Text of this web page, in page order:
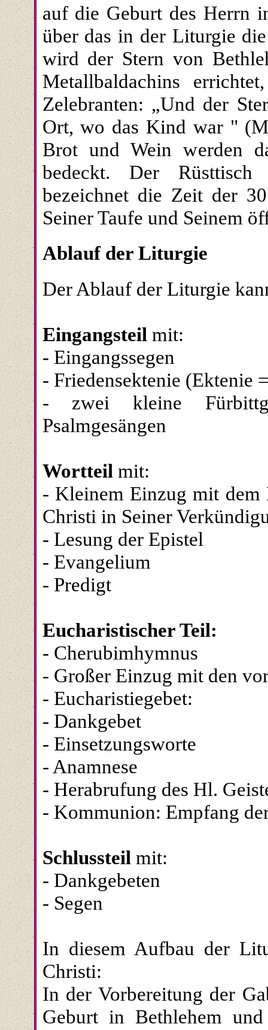
auf die Geburt des Herrn
über das in der Liturgie
wird der Stern von
Metallbaldachins
Zelebranten: „Und der
Ort, wo das Kind war "
Brot und Wein werden
bedeckt. Der
bezeichnet die Zeit der
Seiner Taufe und Seinem
Ablauf der Liturgie
Der Ablauf der Liturgie
Eingangsteil mit:
- Eingangssegen
- Friedensektenie (Ektenie
- zwei kleine
Psalmgesängen
Wortteil mit:
- Kleinem Einzug mit dem
Christi in Seiner
- Lesung der Epistel
- Evangelium
- Predigt
Eucharistischer Teil:
- Cherubimhymnus
- Großer Einzug mit den
- Eucharistiegebet:
- Dankgebet
- Einsetzungsworte
- Anamnese
- Herabrufung des Hl.
- Kommunion: Empfang
Schlussteil mit:
- Dankgebeten
- Segen
In diesem Aufbau der
Christi:
In der Vorbereitung der
Geburt in Bethlehem